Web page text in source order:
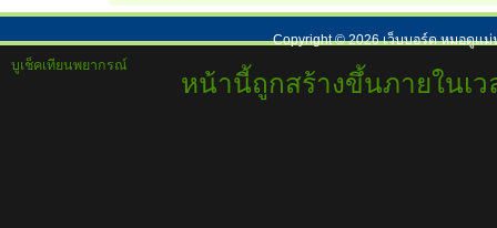
Copyright ©2026เว็บบอร์ด หมอดูแม่
บูเช็คเทียนพยากรณ์
หน้านี้ถูกสร้างขึ้นภายในเว